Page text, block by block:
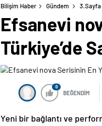
Bilişim Haber Gündem 3.Sayfa
Efsanevi
Türkiye’de
0
BEĞENDİM
Yeni bir bağlantı ve